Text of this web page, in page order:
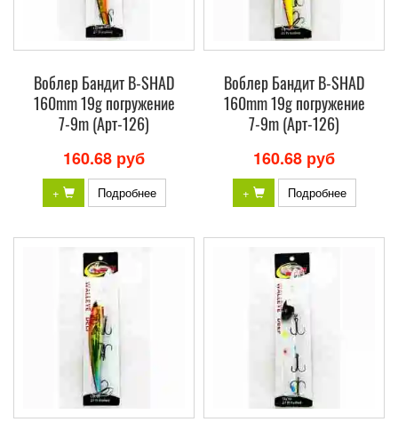
Воблер Бандит B-SHAD
160mm 19g погружение
7-9m (Арт-126)
160.68 руб
+ Подробнее
Воблер Бандит B-SHAD
160mm 19g погружение
7-9m (Арт-126)
160.68 руб
+ Подробнее